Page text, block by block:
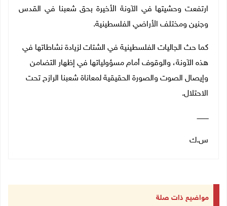
ارتفعت وحشيتها في الآونة الأخيرة بحق شعبنا في القدس
وجنين ومختلف الأراضي الفلسطينية.
كما حث الجاليات الفلسطينية في الشتات لزيادة نشاطاتها في
هذه الآونة، والوقوف أمام مسؤولياتها في إظهار التضامن
وإيصال الصوت والصورة الحقيقية لمعاناة شعبنا الرازح تحت
الاحتلال.
ـــــــــــ
س.ك
مواضيع ذات صلة